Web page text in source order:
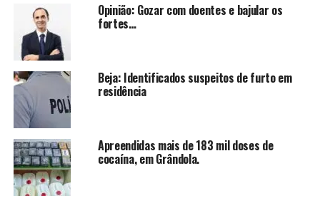
Opinião: Gozar com doentes e bajular os
fortes…
Beja: Identificados suspeitos de furto em
residência
Apreendidas mais de 183 mil doses de
cocaína, em Grândola.